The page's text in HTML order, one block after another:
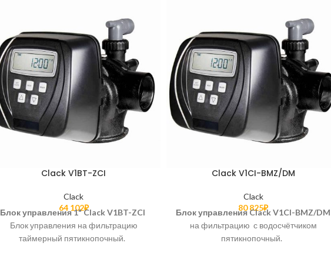
Clack V1BT-ZCI
Clack
64 102₽
Блок управления 1"Clack V1BT-ZCI
Блок управления на фильтрацию
таймерный пятикнопочный.
Clack V1CI-BMZ/DM
Clack
80 825₽
Блок управления Clack V1CI-BMZ/DM
на фильтрацию с водосчётчиком
пятикнопочный.